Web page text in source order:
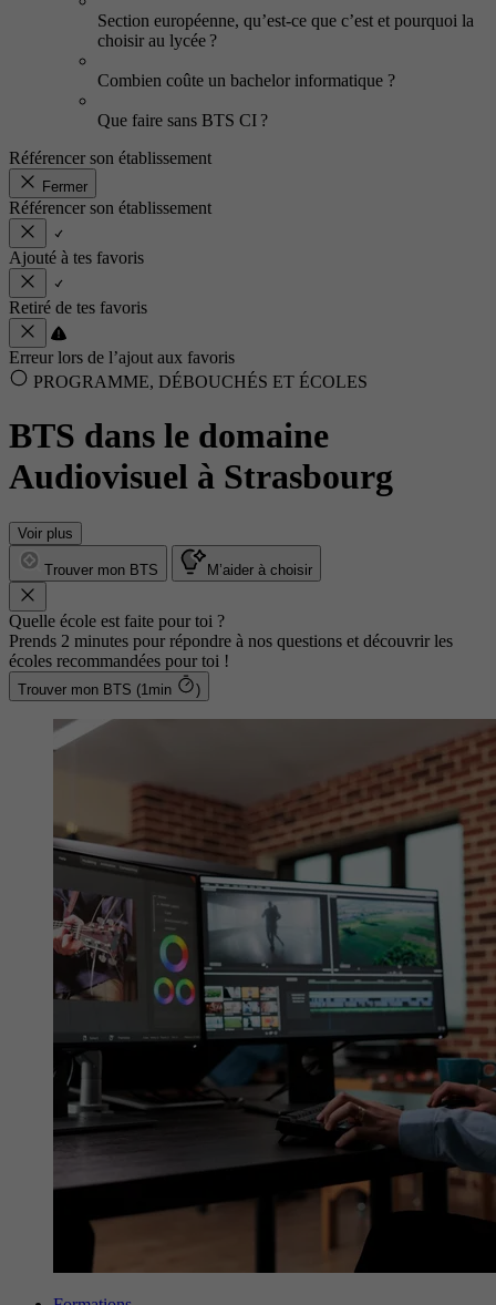
Section européenne, qu’est-ce que c’est et pourquoi la
choisir au lycée ?
Combien coûte un bachelor informatique ?
Que faire sans BTS CI ?
Référencer son établissement
Fermer
Référencer son établissement
Ajouté à tes favoris
Retiré de tes favoris
Erreur lors de l’ajout aux favoris
PROGRAMME, DÉBOUCHÉS ET ÉCOLES
BTS dans le domaine
Audiovisuel à Strasbourg
Voir plus
Trouver mon BTS M’aider à choisir
Quelle école est faite pour toi ?
Prends 2 minutes pour répondre à nos questions et découvrir les
écoles recommandées pour toi !
Trouver mon BTS (1min )